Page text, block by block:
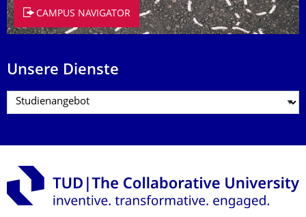
CAMPUS NAVIGATOR
Unsere Dienste